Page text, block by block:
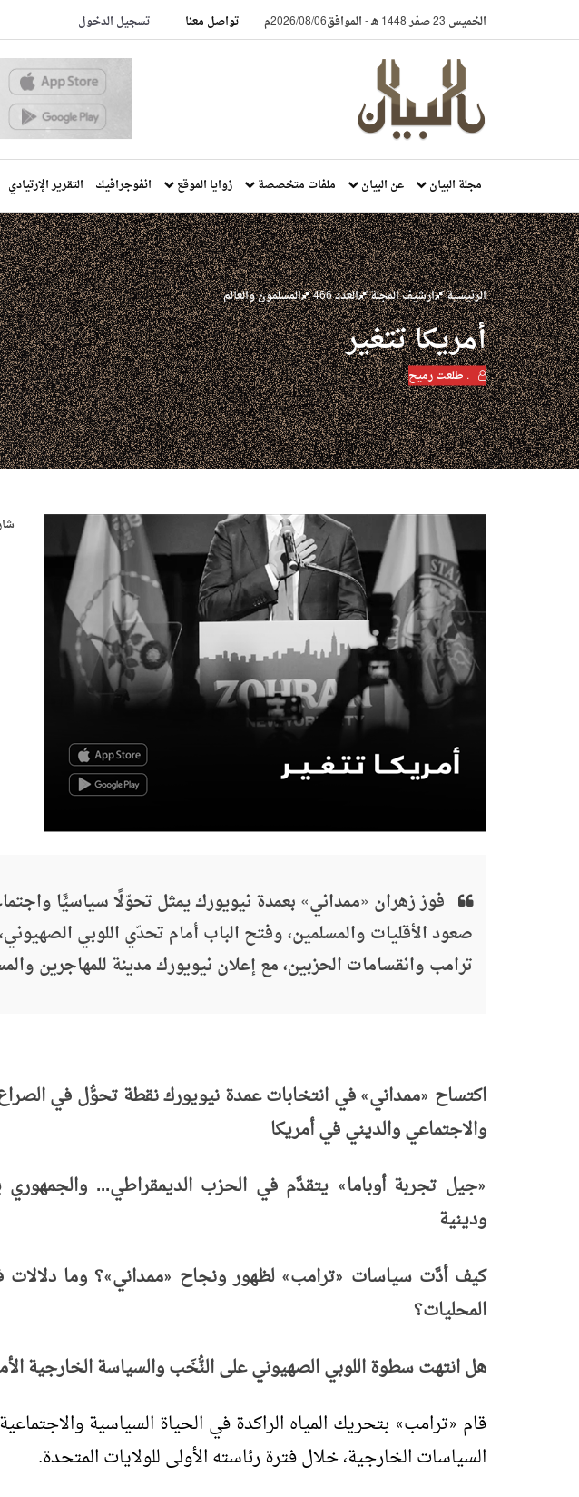
الخميس 23 صفر 1448 هـ -الموافق2026/08/06م تواصل معنا تسجيل الدخول
مجلة البيان عن البيان ملفات متخصصة زوايا الموقع انفوجرافيك التقرير الإرتيادي
الرئيسية ارشيف المجلة العدد 466 المسلمون والعالم
أمريكا تتغير
. طلعت رميح
فوز زهران «ممداني» بعمدة نيويورك يمثل تحوّلًا سياسيًّا
صعود الأقليات والمسلمين، وفتح الباب أمام تحدّي اللوبي
ترامب وانقسامات الحزبين، مع إعلان نيويورك مدينة للمهاجرين
اكتساح «ممداني» في انتخابات عمدة نيويورك نقطة تحوُّل في
والاجتماعي والديني في أمريكا
«جيل تجربة أوباما» يتقدَّم في الحزب الديمقراطي...
ودينية
كيف أدَّت سياسات «ترامب» لظهور ونجاح «ممداني»
المحليات؟
هل انتهت سطوة اللوبي الصهيوني على النُّخَب والسياسة الخارجية
قام «ترامب» بتحريك المياه الراكدة في الحياة السياسية
السياسات الخارجية، خلال فترة رئاسته الأولى للولايات المتحدة.